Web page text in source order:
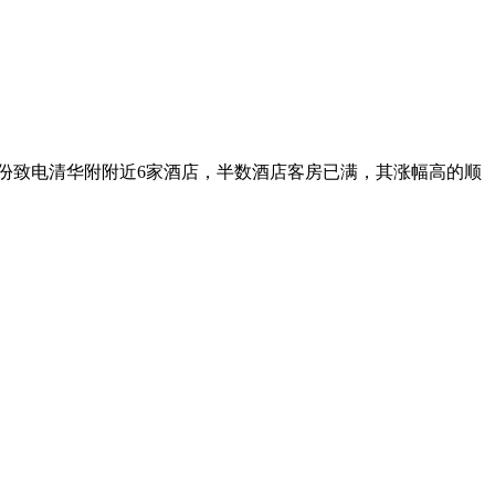
致电清华附附近6家酒店，半数酒店客房已满，其涨幅高的顺